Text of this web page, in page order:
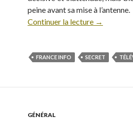
peine avant sa mise à l’antenne.
Continuer la lecture →
FRANCE INFO SECRET
GÉNÉRAL